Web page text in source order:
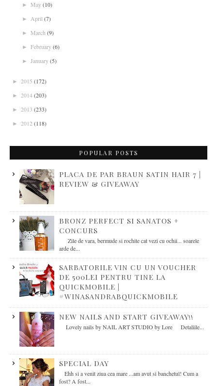
► May(10)
► April(7)
► March(9)
► February(6)
► January(5)
► 2015 (172)
► 2014(203)
► 2013 (233)
► 2012 (118)
POPULAR POSTS
PLACA DE PAR BRAUN SATIN HAIR 7 |
REVIEW & GIVEAWAY
BRONZ PERFECT SI SANATOS +
CONCURS
Zile de vara, bermude si rochite cat vezi cu ochii... soarele
arde de...
SARBATORILE VIN CU UN VOUCHER
DE 500LEI PENTRU TINE LA
QUICKMOBILE |
#WINASANDRABQUICKMOBILE
NEW NAILS AND START GIVEAWAY!!
Lovely nails by NAIL ART STUDIO by Lore Detaliile...
SPECIAL DAY
Ehh si a venit ziua cea mare ...am avut si banchetul! Cum a
fost? A fost...